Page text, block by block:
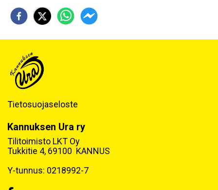
Tietosuojaseloste
Kannuksen Ura ry
Tilitoimisto LKT Oy
Tukkitie 4, 69100 KANNUS
Y-tunnus: 0218992-7